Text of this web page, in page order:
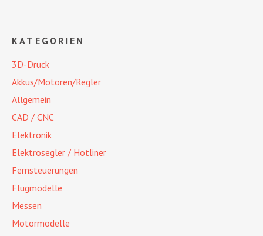
KATEGORIEN
3D-Druck
Akkus/Motoren/Regler
Allgemein
CAD / CNC
Elektronik
Elektrosegler / Hotliner
Fernsteuerungen
Flugmodelle
Messen
Motormodelle